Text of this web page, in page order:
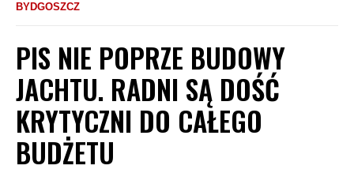
BYDGOSZCZ
PIS NIE POPRZE BUDOWY
JACHTU. RADNI SĄ DOŚĆ
KRYTYCZNI DO CAŁEGO
BUDŻETU